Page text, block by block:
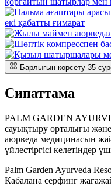
Барлығын көрсету 35
Сипаттама
PALM GARDEN
сауықтыру орталығы
аюрведа медицинасын
үйлестіргісі келетіндер
Palm Garden Ayurveda
Кабалана серфинг